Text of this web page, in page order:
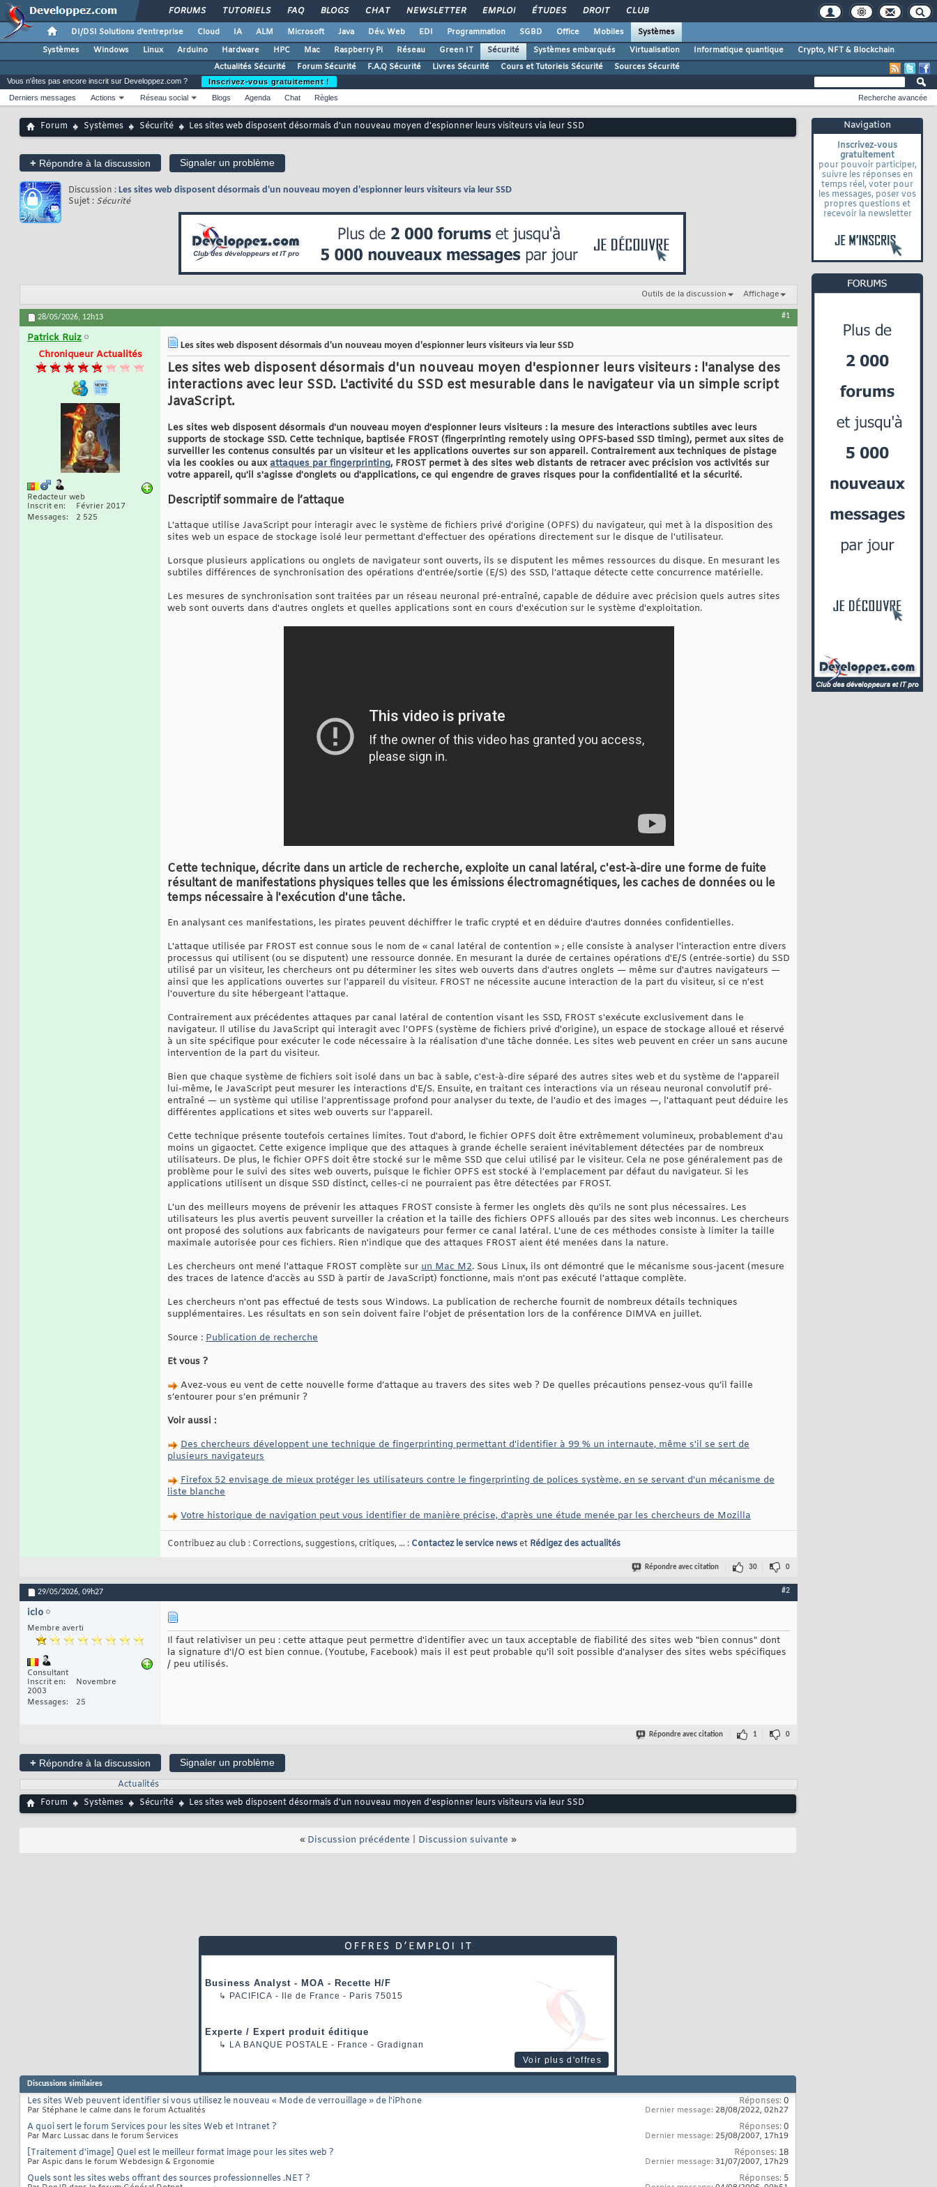
FORUMS TUTORIELS FAQ BLOGS CHAT NEWSLETTER EMPLOI ÉTUDES DROIT CLUB
DI/DSI Solutions d'entreprise Cloud IA ALM Microsoft Java Dév. Web EDI Programmation SGBD Office Mobiles
Systèmes
Systèmes
Windows Linux Arduino Hardware HPC Mac Raspberry Pi Réseau Green IT Sécurité Systèmes embarqués Virtualisation Informatique quantique
Crypto, NFT & Blockchain
Actualités Sécurité
Forum Sécurité F.A.Q Sécurité Livres Sécurité Cours et Tutoriels Sécurité Sources Sécurité
Navigation
Inscrivez-vous
gratuitement
pour pouvoir participer,
suivre les réponses en
temps réel, voter pour
les messages, poser vos
propres questions et
recevoir la newsletter
Vous n'êtes pas encore inscrit sur Developpez.com ?
Inscrivez-vous gratuitement !
Derniers messages
Actions Réseau social Blogs Agenda Chat Règles Recherche avancée
Forum Systèmes Sécurité Les sites web disposent désormais d'un nouveau moyen d'espionner leurs visiteurs via leur SSD
+ Répondre à la discussion Signaler un problème
Discussion : Les sites web disposent désormais d'un nouveau moyen d'espionner leurs visiteurs via leur SSD
Sujet : Sécurité
Outils de la discussion Affichage
28/05/2026, 12h13 #1
Patrick Ruiz
Chroniqueur Actualités
Redacteur web
Inscrit en
Février 2017
Messages
2 525
Les sites web disposent désormais d'un nouveau moyen d'espionner leurs visiteurs via leur SSD
Les sites web disposent désormais d'un nouveau moyen d'espionner leurs visiteurs : l'analyse des
interactions avec leur SSD. L'activité du SSD est mesurable dans le navigateur via un simple script
JavaScript.
Les sites web disposent désormais d'un nouveau moyen d'espionner leurs visiteurs : la mesure des interactions subtiles avec leurs
supports de stockage SSD. Cette technique, baptisée FROST (fingerprinting remotely using OPFS-based SSD timing), permet aux sites de
surveiller les contenus consultés par un visiteur et les applications ouvertes sur son appareil. Contrairement aux techniques de pistage
via les cookies ou aux attaques par fingerprinting, FROST permet à des sites web distants de retracer avec précision vos activités sur
votre appareil, qu'il s'agisse d'onglets ou d'applications, ce qui engendre de graves risques pour la confidentialité et la sécurité.
Descriptif sommaire de l’attaque
L'attaque utilise JavaScript pour interagir avec le système de fichiers privé d'origine (OPFS) du navigateur, qui met à la disposition des
sites web un espace de stockage isolé leur permettant d'effectuer des opérations directement sur le disque de l'utilisateur.
Lorsque plusieurs applications ou onglets de navigateur sont ouverts, ils se disputent les mêmes ressources du disque. En mesurant les
subtiles différences de synchronisation des opérations d'entrée/sortie (E/S) des SSD, l'attaque détecte cette concurrence matérielle.
Les mesures de synchronisation sont traitées par un réseau neuronal pré-entraîné, capable de déduire avec précision quels autres sites
web sont ouverts dans d'autres onglets et quelles applications sont en cours d'exécution sur le système d'exploitation.
Cette technique, décrite dans un article de recherche, exploite un canal latéral, c'est-à-dire une forme de fuite
résultant de manifestations physiques telles que les émissions électromagnétiques, les caches de données ou le
temps nécessaire à l'exécution d'une tâche.
En analysant ces manifestations, les pirates peuvent déchiffrer le trafic crypté et en déduire d'autres données confidentielles.
L'attaque utilisée par FROST est connue sous le nom de « canal latéral de contention » ; elle consiste à analyser l'interaction entre divers
processus qui utilisent (ou se disputent) une ressource donnée. En mesurant la durée de certaines opérations d'E/S (entrée-sortie) du SSD
utilisé par un visiteur, les chercheurs ont pu déterminer les sites web ouverts dans d'autres onglets — même sur d'autres navigateurs —
ainsi que les applications ouvertes sur l'appareil du visiteur. FROST ne nécessite aucune interaction de la part du visiteur, si ce n'est
l'ouverture du site hébergeant l'attaque.
Contrairement aux précédentes attaques par canal latéral de contention visant les SSD, FROST s'exécute exclusivement dans le
navigateur. Il utilise du JavaScript qui interagit avec l'OPFS (système de fichiers privé d'origine), un espace de stockage alloué et réservé
à un site spécifique pour exécuter le code nécessaire à la réalisation d'une tâche donnée. Les sites web peuvent en créer un sans aucune
intervention de la part du visiteur.
Bien que chaque système de fichiers soit isolé dans un bac à sable, c'est-à-dire séparé des autres sites web et du système de l'appareil
lui-même, le JavaScript peut mesurer les interactions d'E/S. Ensuite, en traitant ces interactions via un réseau neuronal convolutif pré-
entraîné — un système qui utilise l'apprentissage profond pour analyser du texte, de l'audio et des images —, l'attaquant peut déduire les
différentes applications et sites web ouverts sur l'appareil.
Cette technique présente toutefois certaines limites. Tout d'abord, le fichier OPFS doit être extrêmement volumineux, probablement d'au
moins un gigaoctet. Cette exigence implique que des attaques à grande échelle seraient inévitablement détectées par de nombreux
utilisateurs. De plus, le fichier OPFS doit être stocké sur le même SSD que celui utilisé par le visiteur. Cela ne pose généralement pas de
problème pour le suivi des sites web ouverts, puisque le fichier OPFS est stocké à l'emplacement par défaut du navigateur. Si les
applications utilisent un disque SSD distinct, celles-ci ne pourraient pas être détectées par FROST.
L'un des meilleurs moyens de prévenir les attaques FROST consiste à fermer les onglets dès qu'ils ne sont plus nécessaires. Les
utilisateurs les plus avertis peuvent surveiller la création et la taille des fichiers OPFS alloués par des sites web inconnus. Les chercheurs
ont proposé des solutions aux fabricants de navigateurs pour fermer ce canal latéral. L'une de ces méthodes consiste à limiter la taille
maximale autorisée pour ces fichiers. Rien n'indique que des attaques FROST aient été menées dans la nature.
Les chercheurs ont mené l'attaque FROST complète sur un Mac M2. Sous Linux, ils ont démontré que le mécanisme sous-jacent (mesure
des traces de latence d'accès au SSD à partir de JavaScript) fonctionne, mais n'ont pas exécuté l'attaque complète.
Les chercheurs n'ont pas effectué de tests sous Windows. La publication de recherche fournit de nombreux détails techniques
supplémentaires. Les résultats en son sein doivent faire l’objet de présentation lors de la conférence DIMVA en juillet.
Source : Publication de recherche
Et vous ?
Avez-vous eu vent de cette nouvelle forme d’attaque au travers des sites web ? De quelles précautions pensez-vous qu’il faille
s’entourer pour s’en prémunir ?
Voir aussi :
Des chercheurs développent une technique de fingerprinting permettant d'identifier à 99 % un internaute, même s'il se sert de
plusieurs navigateurs
Firefox 52 envisage de mieux protéger les utilisateurs contre le fingerprinting de polices système, en se servant d'un mécanisme de
liste blanche
Votre historique de navigation peut vous identifier de manière précise, d'après une étude menée par les chercheurs de Mozilla
Contribuez au club : Corrections, suggestions, critiques, ... : Contactez le service newset Rédigez des actualités
Répondre avec citation 30 0
29/05/2026, 09h27 #2
iclo
Membre averti
Consultant
Inscrit en
Novembre
2003
Messages
25
Il faut relativiser un peu : cette attaque peut permettre d'identifier avec un taux acceptable de fiabilité des sites web "bien connus" dont
la signature d'I/O est bien connue. (Youtube, Facebook) mais il est peut probable qu'il soit possible d'analyser des sites webs spécifiques
/ peu utilisés.
Répondre avec citation 1 0
+ Répondre à la discussion
Signaler un problème
Actualités
Forum
Systèmes Sécurité Les sites web disposent désormais d'un nouveau moyen d'espionner leurs visiteurs via leur SSD
« Discussion précédente Discussion suivante »
Business Analyst - MOA - Recette H/F
↳ PACIFICA - Ile de France - Paris 75015
Experte / Expert produit éditique
↳ LA BANQUE POSTALE - France - Gradignan
Voir plus d'offres
Discussions similaires
Les sites Web peuvent identifier si vous utilisez le nouveau « Mode de verrouillage » de l'iPhone
Par Stéphane le calme dans le forum Actualités
Réponses:0
Dernier message: 28/08/2022, 02h27
A quoi sert le forum Services pour les sites Web et Intranet ?
Par Marc Lussac dans le forum Services
Réponses:0
Dernier message: 25/08/2007, 17h19
[Traitement d'image] Quel est le meilleur format image pour les sites web ?
Par Aspic dans le forum Webdesign & Ergonomie
Réponses: 18
Dernier message: 31/07/2007, 17h29
Quels sont les sites webs offrant des sources professionnelles .NET ? Réponses: 5